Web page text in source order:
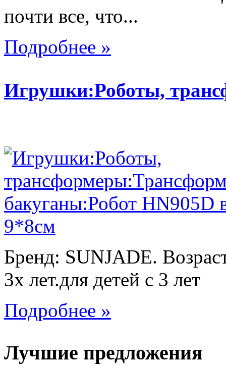
почти все, что...
Подробнее »
Игрушки:Роботы,
Бренд: SUNJADE.
3х лет.для детей с 3 лет
Подробнее »
Лучшие предложения